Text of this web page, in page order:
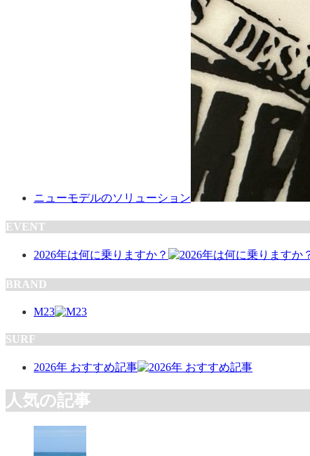
ニューモデルのソリューション
EVENT
2026年は何に乗りますか？
BRAND
M23
SURF
2026年 おすすめ記事
人気の記事